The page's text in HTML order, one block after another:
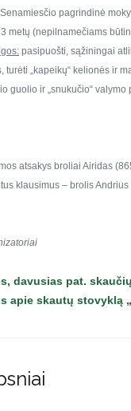
Senamiesčio pagrindinė
metų (nepilnamečiams
pasipuošti, sąžiningai
turėti „kapeikų“ kelionės ir
guolio ir „snukučio“ valymo
atsakys broliai Airidas
klausimus – brolis
davusias pat.
apie skautų stovyklą